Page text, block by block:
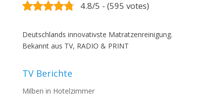
4.8/5 - (595 votes)
Deutschlands innovativste Matratzenreinigung.
Bekannt aus TV, RADIO & PRINT
TV Berichte
Milben in Hotelzimmer